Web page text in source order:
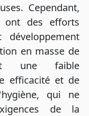
Cependant,
ont des efforts
en masse de
une faible
efficacité et de
qui ne
de la